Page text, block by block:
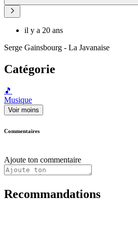
il y a 20 ans
Serge Gainsbourg - La Javanaise
Catégorie
🎵
Musique
Voir moins
Commentaires
Ajoute ton commentaire
Recommandations